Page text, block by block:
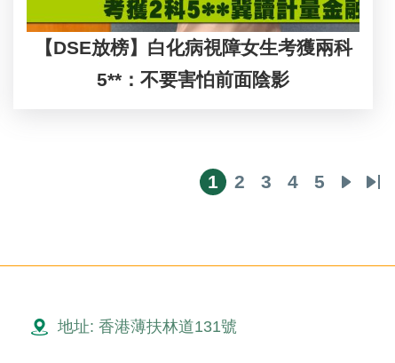
【DSE放榜】白化病視障女生考獲兩科
5**：不要害怕前面陰影
Current
1 2 3 4 5
地址: 香港薄扶林道131號